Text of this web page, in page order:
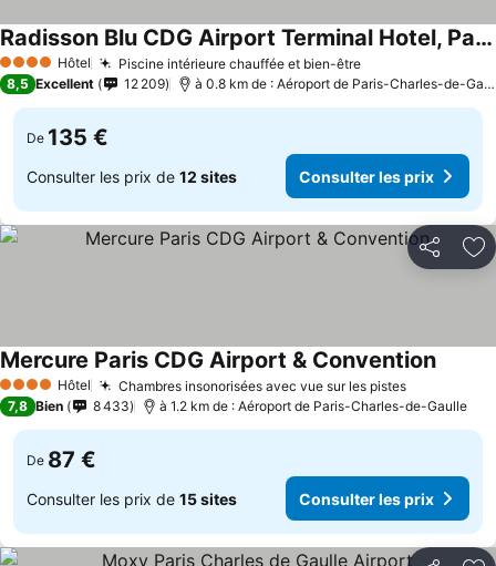
4 Étoiles Hôtel Piscine intérieure chauffée et bien-être
Radisson Blu CDG Airport Terminal Hotel, Paris
8,5 Excellent 12 209 à 0.8 km de : Aéroport de Paris-Charles-de-Gaulle
De 135 €
Consulter les prix de 12 sites Consulter les prix
Partager
4 Étoiles Hôtel Chambres insonorisées avec vue sur les pistes
Mercure Paris CDG Airport & Convention
7,8 Bien 8 433 à 1.2 km de : Aéroport de Paris-Charles-de-Gaulle
De 87 €
Consulter les prix de 15 sites Consulter les prix